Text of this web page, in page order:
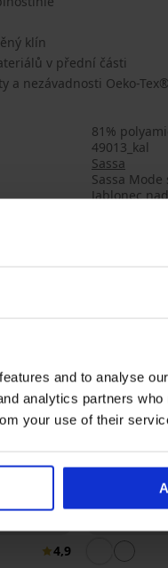
and to analyse
analytics partners
your use of their
klín
v přední části
a nezávadnosti Oeko-
81%
49013_kal
Sassa
Sassa Mode
Jablonec
4,9